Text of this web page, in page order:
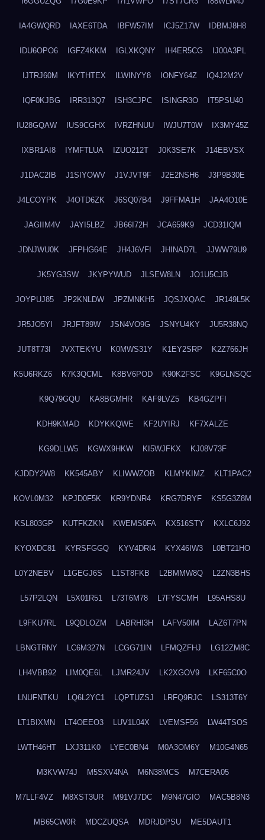
IA4GWQRD IAXE6TDA IBFW57IM ICJ5Z17W IDBMJ8H8
IDU6OPO6 IGFZ4KKM IGLXKQNY IH4ER5CG IJ00A3PL
IJTRJ60M IKYTHTEX ILWINYY8 IONFY64Z IQ4J2M2V
IQF0KJBG IRR313Q7 ISH3CJPC ISINGR3O IT5PSU40
IU28GQAW IUS9CGHX IVRZHNUU IWJU7T0W IX3MY45Z
IXBR1AI8 IYMFTLUA IZUO212T J0K3SE7K J14EBVSX
J1DAC2IB J1SIYOWV J1VJVT9F J2E2NSH6 J3P9B30E
J4LCOYPK J4OTD6ZK J6SQ07B4 J9FFMA1H JAA4O10E
JAGIIM4V JAYI5LBZ JB66I72H JCA659K9 JCD31IQM
JDNJWU0K JFPHG64E JH4J6VFI JHINAD7L JJWW79U9
JK5YG3SW JKYPYWUD JLSEW8LN JO1U5CJB
JOYPUJ85 JP2KNLDW JPZMNKH5 JQSJXQAC JR149L5K
JR5JO5YI JRJFT89W JSN4VO9G JSNYU4KY JU5R38NQ
JUT8T73I JVXTEKYU K0MWS31Y K1EY2SRP K2Z766JH
K5U6RKZ6 K7K3QCML K8BV6POD K90K2FSC K9GLNSQC
K9Q79GQU KA8BGMHR KAF9LVZ5 KB4GZPFI
KDH9KMAD KDYKKQWE KF2UYIRJ KF7XALZE
KG9DLLW5 KGWX9HKW KI5WJFKX KJ08V73F
KJDDY2W8 KK545ABY KLIWWZOB KLMYKIMZ KLT1PAC2
KOVL0M32 KPJD0F5K KR9YDNR4 KRG7DRYF KS5G3Z8M
KSL803GP KUTFKZKN KWEMS0FA KX516STY KXLC6J92
KYOXDC81 KYRSFGGQ KYV4DRI4 KYX46IW3 L0BT21HO
L0Y2NEBV L1GEGJ6S L1ST8FKB L2BMMW8Q L2ZN3BHS
L57P2LQN L5X01R51 L73T6M78 L7FYSCMH L95AHS8U
L9FKU7RL L9QDLOZM LABRHI3H LAFV50IM LAZ6T7PN
LBNGTRNY LC6M327N LCGG71IN LFMQZFHJ LG12ZM8C
LH4VBB92 LIM0QE6L LJMR24JV LK2XGOV9 LKF65C0O
LNUFNTKU LQ6L2YC1 LQPTUZSJ LRFQ9RJC LS313T6Y
LT1BIXMN LT4OEEO3 LUV1L04X LVEMSF56 LW44TSOS
LWTH46HT LXJ311K0 LYEC0BN4 M0A3OM6Y M10G4N65
M3KVW74J M5SXV4NA M6N38MCS M7CERA05
M7LLF4VZ M8XST3UR M91VJ7DC M9N47GIO MAC5B8N3
MB65CW0R MDCZUQSA MDRJDPSU ME5DAUT1